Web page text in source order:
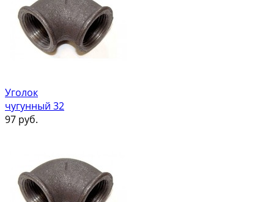
Уголок
чугунный 32
97 руб.